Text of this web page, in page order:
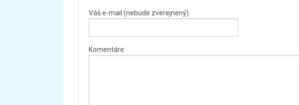
Váš e-mail (nebude zverejnený)
Komentáre